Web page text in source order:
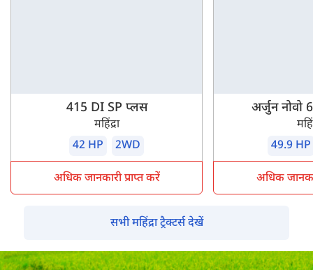
415 DI SP प्लस
महिंद्रा
42 HP
2WD
अधिक जानकारी प्राप्त करें
अर्जुन नोवो
49.9 HP
अधिक
सभी महिंद्रा ट्रैक्टर्स देखें